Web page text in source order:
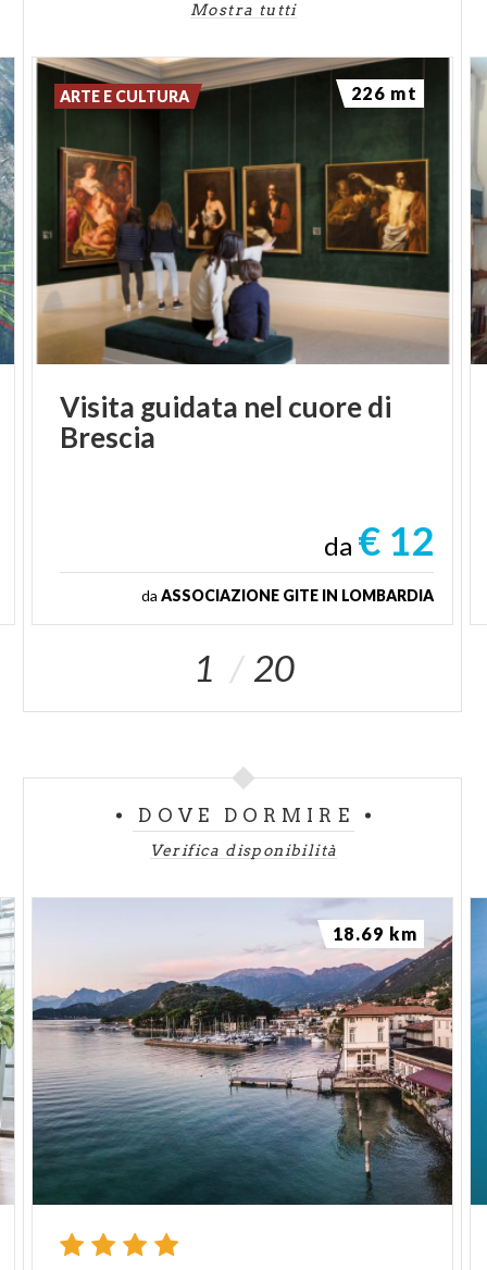
Mostra tutti
Visita guidata nel cuoredi
Brescia
da € 12
da ASSOCIAZIONE GITE IN LOMBARDIA
ARTE E CULTURA 226 mt
1 20
DOVE DORMIRE
Verifica disponibilità
18.69 km